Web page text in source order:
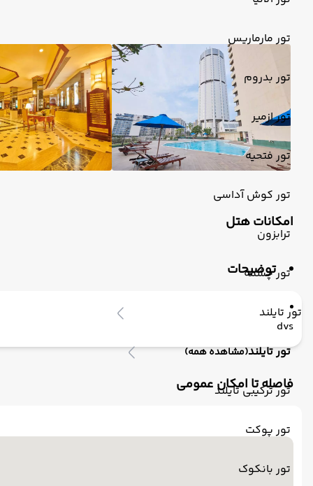
تور مارماریس
تور بدروم
تور ازمیر
تور فتحیه
تور کوش آداسی
ترابزون
تور چشمه
تور تایلند
تور تایلند(مشاهده همه)
تور ترکیبی تایلند
تور پوکت
تور بانکوک
امکانات هتل
توضیحات
dvs
فاصله تا امکان عمومی